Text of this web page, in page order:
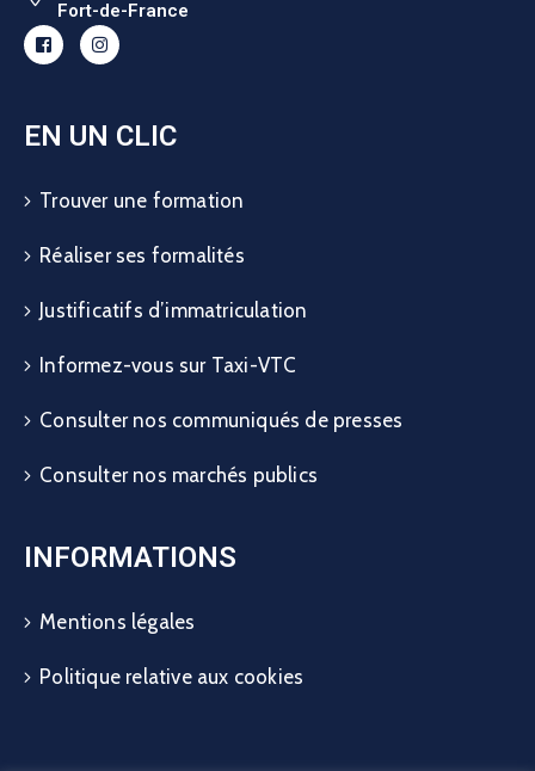
Fort-de-France
EN UN CLIC
Trouver une formation
Réaliser ses formalités
Justificatifs d’immatriculation
Informez-vous sur Taxi-VTC
Consulter nos communiqués de presses
Consulter nos marchés publics
INFORMATIONS
Mentions légales
Politique relative aux cookies